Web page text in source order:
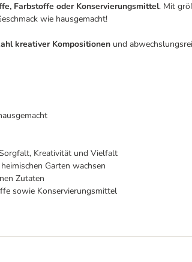
Farbstoffe oder Konservierungsmittel. Mit
wie hausgemacht!
kreativer Kompositionen und
Kreativität und Vielfalt
Garten wachsen
Zutaten
sowie Konservierungsmittel